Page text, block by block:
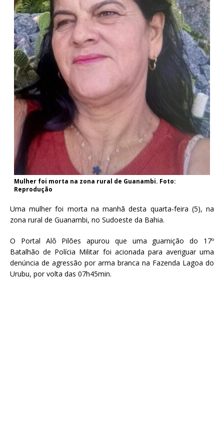
Mulher foi morta na zona rural de Guanambi. Foto:
Reprodução
Uma mulher foi morta na manhã desta quarta-feira (5), na
zona rural de Guanambi, no Sudoeste da Bahia.
O Portal Alô Pilões apurou que uma guarnição do 17º
Batalhão de Polícia Militar foi acionada para averiguar uma
denúncia de agressão por arma branca na Fazenda Lagoa do
Urubu, por volta das 07h45min.